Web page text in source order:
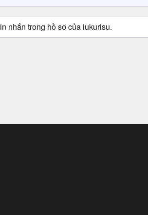
nhắn trong hồ sơ của iukurisu.